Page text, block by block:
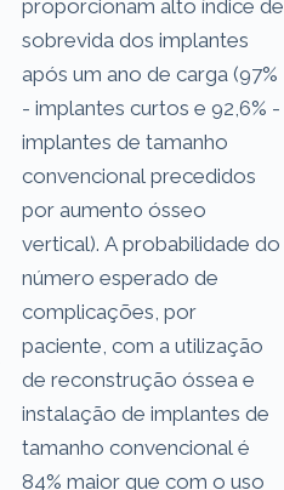
proporcionam alto índice de
sobrevida dos implantes
após um ano de carga (97%
- implantes curtos e 92,6% -
implantes de tamanho
convencional precedidos
por aumento ósseo
vertical). A probabilidade do
número esperado de
complicações, por
paciente, com a utilização
de reconstrução óssea e
instalação de implantes de
tamanho convencional é
84% maior que com o uso